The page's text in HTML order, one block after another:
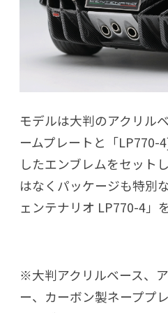
モデルは大判のアクリル
ームプレートと「LP770-
したエンブレムをセット
はなくパッケージも特別
ェンテナリオ LP770-4」
※大判アクリルベース、
ー、カーボン製ネーププ